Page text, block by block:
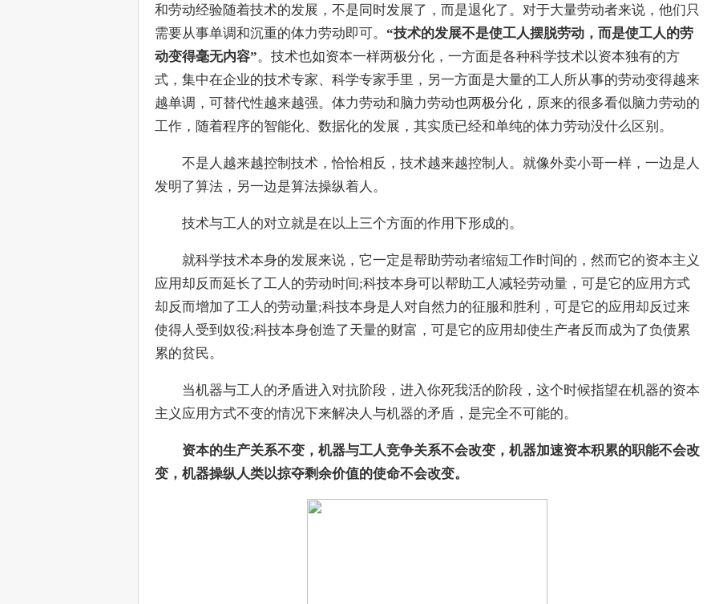
和劳动经验随着技术的发展，不是同时发展了，而是退化了。对于大量劳动者来说，他们只
需要从事单调和沉重的体力劳动即可。 “技术的发展不是使工人摆脱劳动，而是使工人的劳
动变得毫无内容”。技术也如资本一样两极分化，一方面是各种科学技术以资本独有的方
式，集中在企业的技术专家、科学专家手里，另一方面是大量的工人所从事的劳动变得越来
越单调，可替代性越来越强。体力劳动和脑力劳动也两极分化，原来的很多看似脑力劳动的
工作，随着程序的智能化、数据化的发展，其实质已经和单纯的体力劳动没什么区别。
不是人越来越控制技术，恰恰相反，技术越来越控制人。就像外卖小哥一样，一边是人
发明了算法，另一边是算法操纵着人。
技术与工人的对立就是在以上三个方面的作用下形成的。
就科学技术本身的发展来说，它一定是帮助劳动者缩短工作时间的，然而它的资本主义
应用却反而延长了工人的劳动时间;科技本身可以帮助工人减轻劳动量，可是它的应用方式
却反而增加了工人的劳动量;科技本身是人对自然力的征服和胜利，可是它的应用却反过来
使得人受到奴役;科技本身创造了天量的财富，可是它的应用却使生产者反而成为了负债累
累的贫民。
当机器与工人的矛盾进入对抗阶段，进入你死我活的阶段，这个时候指望在机器的资本
主义应用方式不变的情况下来解决人与机器的矛盾，是完全不可能的。
资本的生产关系不变，机器与工人竞争关系不会改变，机器加速资本积累的职能不会改
变，机器操纵人类以掠夺剩余价值的使命不会改变。